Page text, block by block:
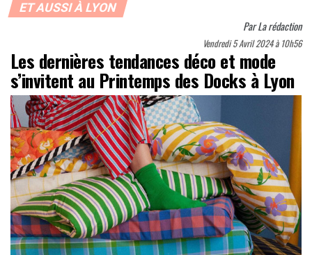
ET AUSSI À LYON
ParLa rédaction
Vendredi 5 Avril 2024 à 10h56
Les dernières tendances déco et mode
s’invitent au Printemps des Docks à Lyon